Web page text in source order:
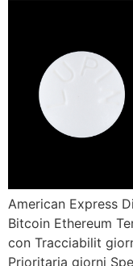
American Express
Bitcoin Ethereum
con Tracciabilit
Prioritaria giorni